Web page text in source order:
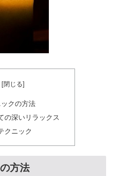
クの方法
の深いリラックス
クニック
方法